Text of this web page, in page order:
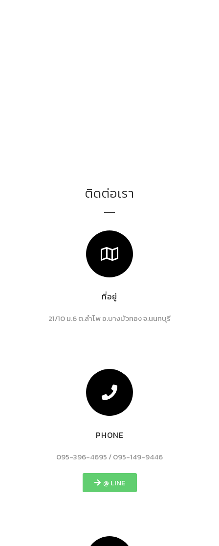
ติดต่อเรา
ที่อยู่
21/10 ม.6 ต.ลำโพ อ.บางบัวทอง จ.นนทบุรี
PHONE
095-396-4695 / 095-149-9446
@ LINE